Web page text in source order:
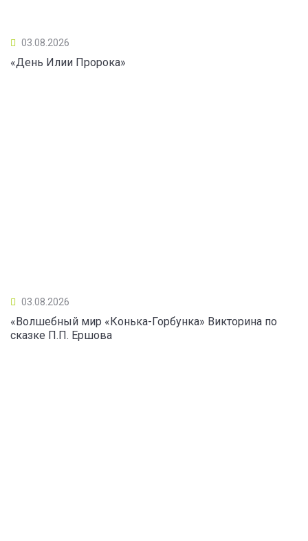
03.08.2026
«День Илии Пророка»
03.08.2026
«Волшебный мир «Конька-Горбунка» Викторина по
сказке П.П. Ершова